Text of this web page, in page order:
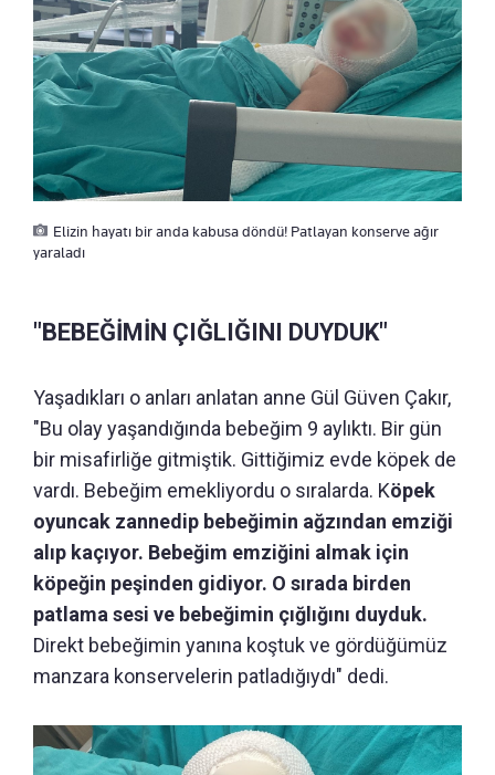
Elizin hayatı bir anda kabusa döndü! Patlayan konserve ağır
yaraladı
"BEBEĞİMİN ÇIĞLIĞINI DUYDUK"
Yaşadıkları o anları anlatan anne Gül Güven Çakır,
"Bu olay yaşandığında bebeğim 9 aylıktı. Bir gün
bir misafirliğe gitmiştik. Gittiğimiz evde köpek de
vardı. Bebeğim emekliyordu o sıralarda. Köpek
oyuncak zannedip bebeğimin ağzından emziği
alıp kaçıyor. Bebeğim emziğini almak için
köpeğin peşinden gidiyor. O sırada birden
patlama sesi ve bebeğimin çığlığını duyduk.
Direkt bebeğimin yanına koştuk ve gördüğümüz
manzara konservelerin patladığıydı" dedi.